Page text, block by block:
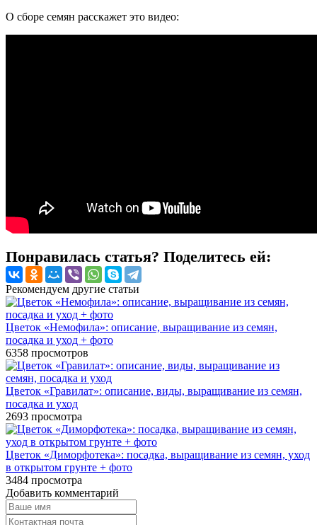
О сборе семян расскажет это видео:
Понравилась статья? Поделитесь ей:
Рекомендуем другие статьи
Цветок «Немофила»: описание, выращивание из семян,
посадка и уход + фото
6358 просмотров
Цветок «Гравилат»: описание, виды, выращивание из семян,
посадка и уход
2693 просмотра
Цветок «Диморфотека»: посадка, выращивание из семян, уход
в открытом грунте + фото
3484 просмотра
Добавить комментарий